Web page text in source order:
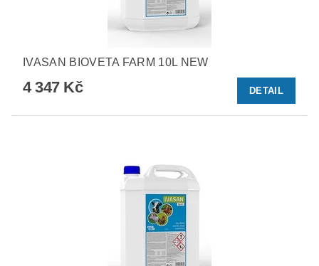
IVASAN BIOVETA FARM 10L NEW
4 347 Kč DETAIL